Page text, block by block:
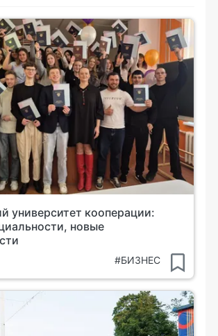
университет кооперации:
новые
#БИЗНЕС